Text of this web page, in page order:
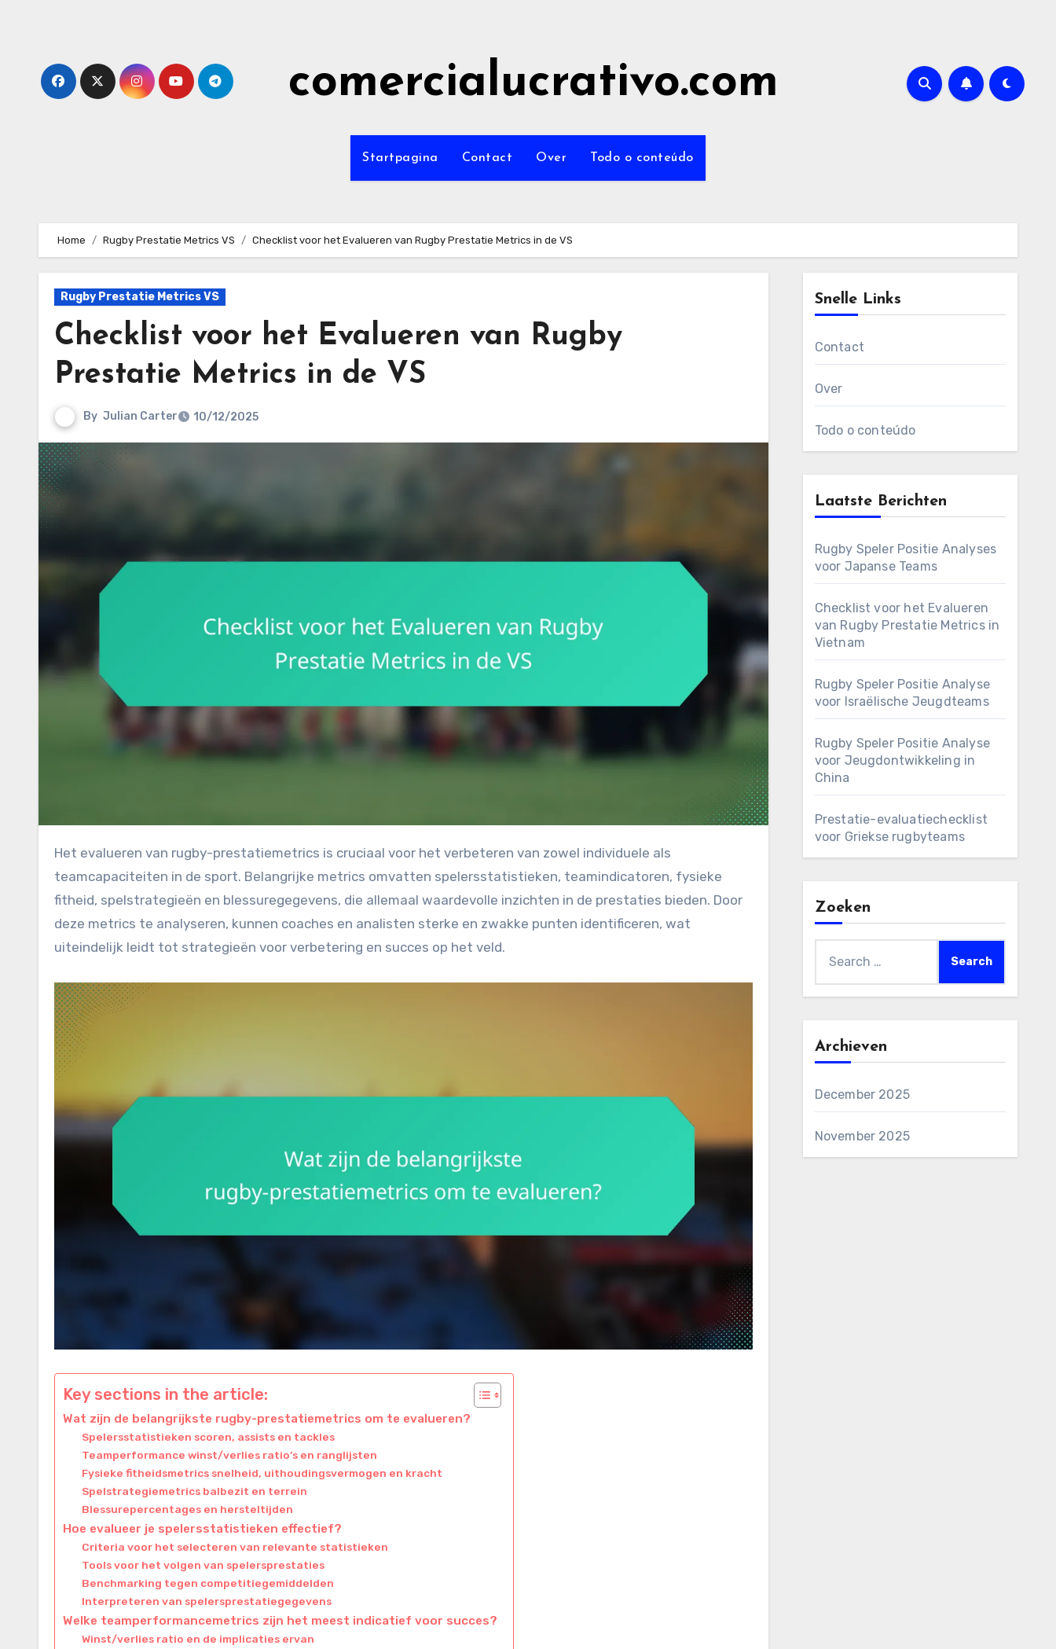
comercialucrativo.com
Startpagina Contact Over Todo o conteúdo
Home Rugby Prestatie Metrics VS Checklist voor het Evalueren van Rugby Prestatie Metrics in de VS
Rugby Prestatie Metrics VS
Checklist voor het Evalueren van Rugby
Prestatie Metrics in de VS
By Julian Carter 10/12/2025
Het evalueren van rugby-prestatiemetrics is cruciaal voor het verbeteren van zowel individuele als
teamcapaciteiten in de sport. Belangrijke metrics omvatten spelersstatistieken, teamindicatoren, fysieke
fitheid, spelstrategieën en blessuregegevens, die allemaal waardevolle inzichten in de prestaties bieden. Door
deze metrics te analyseren, kunnen coaches en analisten sterke en zwakke punten identificeren, wat
uiteindelijk leidt tot strategieën voor verbetering en succes op het veld.
Key sections in the article:
Wat zijn de belangrijkste rugby-prestatiemetrics om te evalueren?
Spelersstatistieken scoren, assists en tackles
Teamperformance winst/verlies ratio’s en ranglijsten
Fysieke fitheidsmetrics snelheid, uithoudingsvermogen en kracht
Spelstrategiemetrics balbezit en terrein
Blessurepercentages en hersteltijden
Hoe evalueer je spelersstatistieken effectief?
Criteria voor het selecteren van relevante statistieken
Tools voor het volgen van spelersprestaties
Benchmarking tegen competitiegemiddelden
Interpreteren van spelersprestatiegegevens
Welke teamperformancemetrics zijn het meest indicatief voor succes?
Winst/verlies ratio en de implicaties ervan
Snelle Links
Contact
Over
Todo o conteúdo
Laatste Berichten
Rugby Speler Positie Analyses
voor Japanse Teams
Checklist voor het Evalueren
van Rugby Prestatie Metrics in
Vietnam
Rugby Speler Positie Analyse
voor Israëlische Jeugdteams
Rugby Speler Positie Analyse
voor Jeugdontwikkeling in
China
Prestatie-evaluatiechecklist
voor Griekse rugbyteams
Zoeken
for:
Archieven
December 2025
November 2025